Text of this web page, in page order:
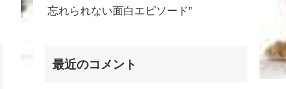
忘れられない面白エピソード”
最近のコメント